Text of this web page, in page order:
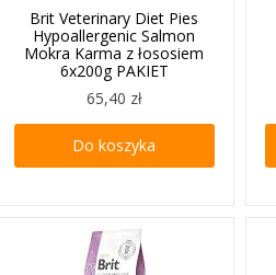
Brit Veterinary Diet Pies
Hypoallergenic Salmon
Mokra Karma z łososiem
6x200g PAKIET
65,40 zł
Do koszyka